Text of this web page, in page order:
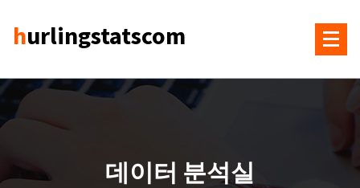
건
뛰
hurlingstatscom
데이터 분석실